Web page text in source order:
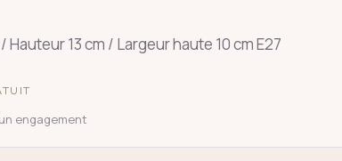
13 cm / Largeur haute 10 cm E27
engagement